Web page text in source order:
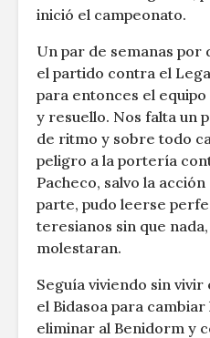
inició el campeonato.
Un par de semanas
el partido contra el
para entonces el
y resuello. Nos falta un
de ritmo y sobre todo
peligro a la portería
Pacheco, salvo la
parte, pudo leerse
teresianos sin que
molestaran.
Seguía viviendo sin
el Bidasoa para
eliminar al Benidorm y